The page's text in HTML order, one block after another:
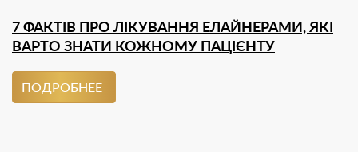
7 ФАКТІВ ПРО ЛІКУВАННЯ ЕЛАЙНЕРАМИ, ЯКІ
ВАРТО ЗНАТИ КОЖНОМУ ПАЦІЄНТУ
ПОДРОБНЕЕ